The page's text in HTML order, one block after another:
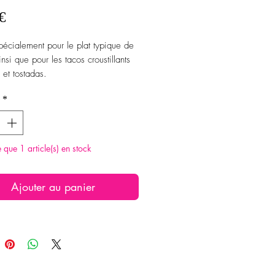
Prix
pour le plat typique de
que pour les tacos croustillants
tostadas.
de manger tiède/chaud
typique.
dans les salades est également très
peuvent remplacer la
*
que 1 article(s) en stock
Ajouter au panier